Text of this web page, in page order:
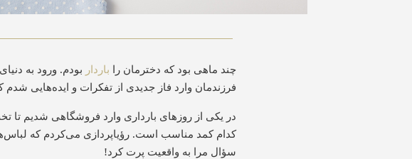
چند ماهی بود که دخترمان را باردار بودم. ورود به دنیای
فرزندمان وارد فاز جدیدی از تفکرات و ایده‌هایی شدم
در یکی از روزهای بارداری وارد فروشگاهی شدیم تا
کدام کمد مناسب است. رؤیاپردازی می‌کردم که
سؤال مرا به واقعیت پرت کرد!